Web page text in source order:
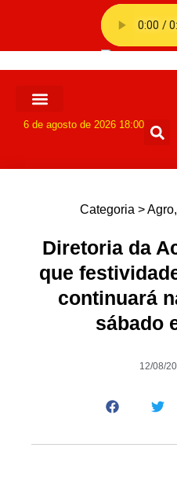
6 de agosto de 2026 18:00
Categoria >Agro,
Diretoria da
que
continuará
sábado
12/08/